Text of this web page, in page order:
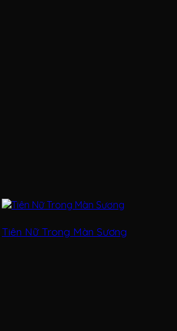
Tiên Nữ Trong Màn Sương